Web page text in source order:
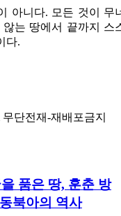
아니다. 모든 것이 무
는 땅에서 끝까지 스
다.
단전재-재배포금지
품은 땅, 훈춘 방
북아의 역사